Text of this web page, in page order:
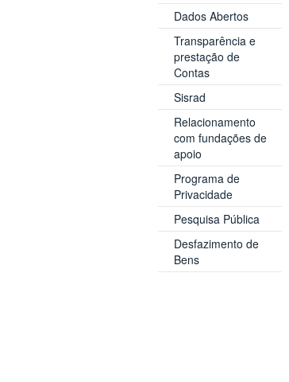
Dados Abertos
Transparência e
prestação de
Contas
Sisrad
Relacionamento
com fundações de
apoio
Programa de
Privacidade
Pesquisa Pública
Desfazimento de
Bens